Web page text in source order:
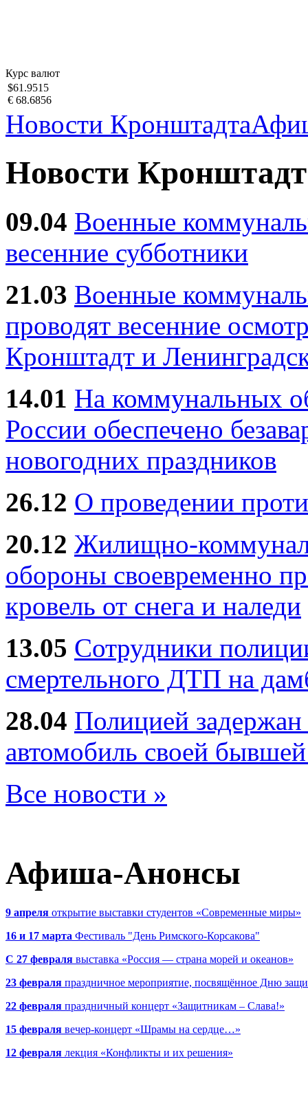
Курс валют
$61.9515
€ 68.6856
Новости Кронштадта
Новости
09.04 Военные
весенние субботники
21.03 Военные
проводят весенние
Кронштадт и
14.01 На коммунальных
России обеспечено
новогодних праздников
26.12 О проведении
20.12 Жилищно-
обороны своевременно
кровель от снега и наледи
13.05 Сотрудники
смертельного ДТП на
28.04 Полицией
автомобиль своей
Все новости »
Афиша-Анонсы
9 апреля открытие выставки студентов «Современные миры»
16 и 17 марта Фестиваль "День Римского-Корсакова"
С 27 февраля выставка «Россия — страна морей и океанов»
23 февраля праздничное мероприятие, посвящённое Дню
22 февраля праздничный концерт «Защитникам – Слава!»
15 февраля вечер-концерт «Шрамы на сердце…»
12 февраля лекция «Конфликты и их решения»